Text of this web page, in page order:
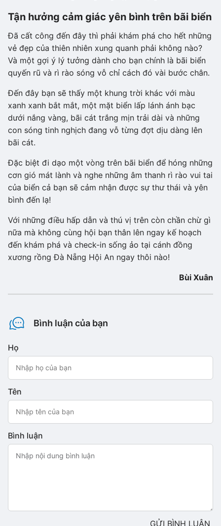
Tận hưởng cảm giác yên bình trên bãi biển
Đã cất công đến đây thì phải khám phá cho hết những
vẻ đẹp của thiên nhiên xung quanh phải không nào?
Và một gợi ý lý tưởng dành cho bạn chính là bãi biển
quyến rũ và rì rào sóng vỗ chỉ cách đó vài bước chân.
Đến đây bạn sẽ thấy một khung trời khác với màu
xanh xanh bắt mắt, một mặt biển lấp lánh ánh bạc
dưới nắng vàng, bãi cát trắng mịn trải dài và những
con sóng tinh nghịch đang vỗ từng đợt dịu dàng lên
bãi cát.
Đặc biệt đi dạo một vòng trên bãi biển để hóng những
cơn gió mát lành và nghe những âm thanh rì rào vui tai
của biển cả bạn sẽ cảm nhận được sự thư thái và yên
bình đến lạ!
Với những điều hấp dẫn và thú vị trên còn chần chừ gì
nữa mà không cùng hội bạn thân lên ngay kế hoạch
đến khám phá và check-in sống ảo tại cánh đồng
xương rồng Đà Nẵng Hội An ngay thôi nào!
Bùi Xuân
Bình luận của bạn
Họ
Tên
Bình luận
GỬI BÌNH LUẬN